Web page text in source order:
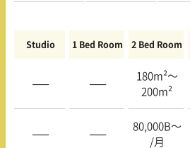
Studio 1 Bed Room 2 Bed Room
—– —–
180m²〜
200m²
—– —–
80,000B〜
/月